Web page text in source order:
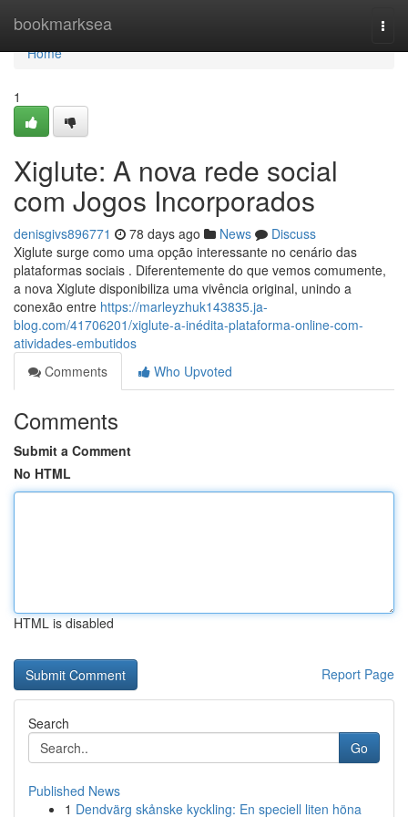
bookmarksea
Home
Home
1
Xiglute: A nova rede social
com Jogos Incorporados
denisgivs896771 78 days ago News
Discuss
Xiglute surge como uma opção interessante no cenário das
plataformas sociais . Diferentemente do que vemos comumente,
a nova Xiglute disponibiliza uma vivência original, unindo a
conexão entre https://marleyzhuk143835.ja-
blog.com/41706201/xiglute-a-inédita-plataforma-online-com-
atividades-embutidos
Comments
Who Upvoted
Comments
Submit a Comment
No HTML
HTML is disabled
Report Page
Search
Go
Published News
1 Dendvärg skånske kyckling: En speciell liten höna